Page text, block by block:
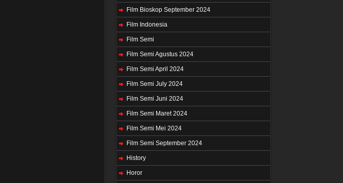
Film Bioskop September 2024
Film Indonesia
Film Semi
Film Semi Agustus 2024
Film Semi April 2024
Film Semi July 2024
Film Semi Juni 2024
Film Semi Maret 2024
Film Semi Mei 2024
Film Semi September 2024
History
Horor